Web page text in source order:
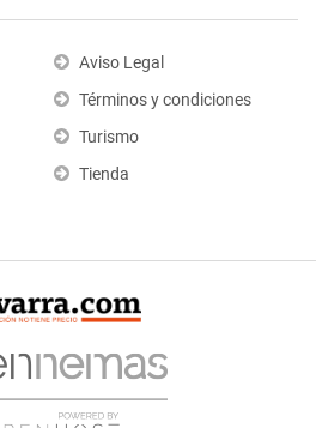
Aviso Legal
Términos y condiciones
Turismo
Tienda